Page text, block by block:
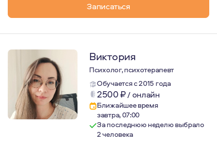
Записаться
Виктория
Психолог, психотерапевт
Обучается с 2015 года
2500₽/ онлайн
Ближайшее время
завтра, 07:00
За последнюю неделю выбрало
2 человека